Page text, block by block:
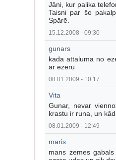
Jāni, kur palika
Taisni par šo
Spārē.
15.12.2008 - 09:30
gunars
kada attaluma no
ar ezeru
08.01.2009 - 10:17
Vita
Gunar, nevar
krastu ir runa, un
08.01.2009 - 12:49
maris
mans zemes